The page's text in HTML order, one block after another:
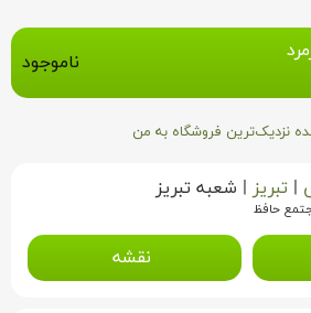
ناموجود
نزدیک‌ترین فروشگاه به من
| تبریز | شعبه تبریز
حافظ
نقشه